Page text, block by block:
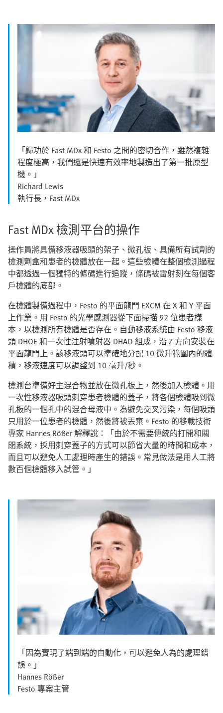
「歸功於 Fast MDx 和 Festo 之間的密切合作，雖然複雜
程度極高，我們還是快速有效率地製造出了第一批原型
機。」
Richard Lewis
執行長，Fast MDx
Fast MDx 檢測平台的操作
操作員將具備移液器吸頭的架子、微孔板、具備所有試劑的
檢測劑盒和患者的檢體放在一起。這些檢體在整個檢測過程
中都透過一個獨特的條碼進行追蹤，條碼被雷射刻在每個客
戶檢體的底部。
在檢體製備過程中，Festo 的平面龍門 EXCM 在 X 和 Y 平面
上作業。用 Festo 的光學感測器從下面掃描 92 位患者樣
本，以檢測所有檢體是否存在。自動移液系統由 Festo 移液
頭 DHOE 和一次性注射噴射器 DHAO 組成，沿 Z 方向安裝在
平面龍門上。該移液頭可以準確地分配 10 微升範圍內的體
積，移液速度可以調整到 10 毫升/秒。
檢測台準備好主混合物並放在微孔板上，然後加入檢體。用
一次性移液器吸頭刺穿患者檢體的蓋子，將各個檢體吸到微
孔板的一個孔中的混合母液中。為避免交叉污染，每個吸頭
只用於一位患者的檢體，然後將被丟棄。Festo 的移載技術
專家 Hannes Rößer 解釋說：「由於不需要傳統的打開和關
閉系統，採用刺穿蓋子的方式可以節省大量的時間和成本，
而且可以避免人工處理時產生的錯誤。常見做法是用人工將
數百個檢體移入試管。」
「因為實現了端到端的自動化，可以避免人為的處理錯
誤。」
Hannes Rößer
Festo 專案主管